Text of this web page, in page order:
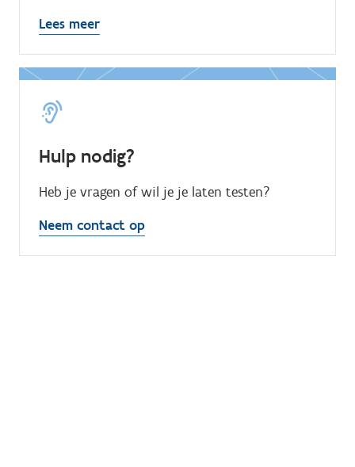
Lees meer
Hulp nodig?
Heb je vragen of wil je je laten testen?
Neem contact op